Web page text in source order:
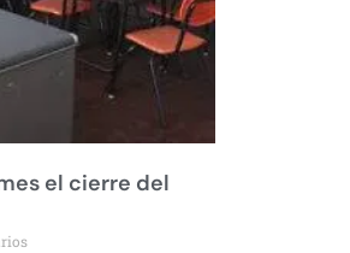
el cierre del